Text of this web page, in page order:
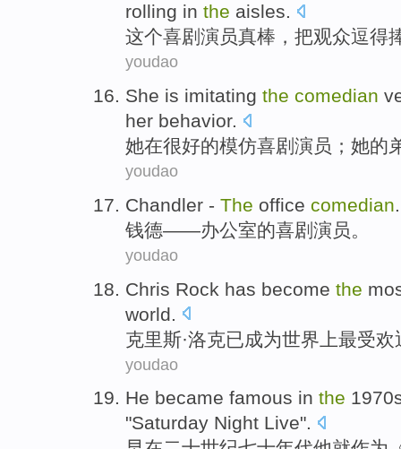
rolling in the aisles.
这个喜剧演员真棒 ， 把观众逗得
youdao
She is imitating the comedian
her behavior.
她在很好的模仿喜剧演员 ； 她的
youdao
Chandler - The office comedian.
钱德——办公室的喜剧演员。
youdao
Chris Rock has become the
world
克里斯·洛克已成为世界 上最受欢
youdao
He became famous in the 1970
"Saturday Night Live".